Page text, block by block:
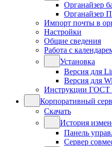
Органайзер
Органайзер
Импорт почты в
Настройки
Общие сведения
Работа с
Установка
Версия для
Версия для
Инструкции ГОСТ
Корпоративный
Скачать
История
Панель
Сервер